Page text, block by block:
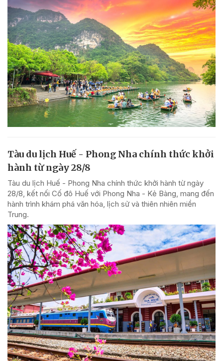
Tàu du lịch Huế - Phong Nha chính thức khởi
hành từ ngày 28/8
Tàu du lịch Huế - Phong Nha chính thức khởi hành từ ngày
28/8, kết nối Cố đô Huế với Phong Nha - Kẻ Bàng, mang đến
hành trình khám phá văn hóa, lịch sử và thiên nhiên miền
Trung.